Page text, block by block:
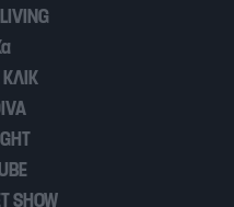
ΚΛΙΚ
SHOW